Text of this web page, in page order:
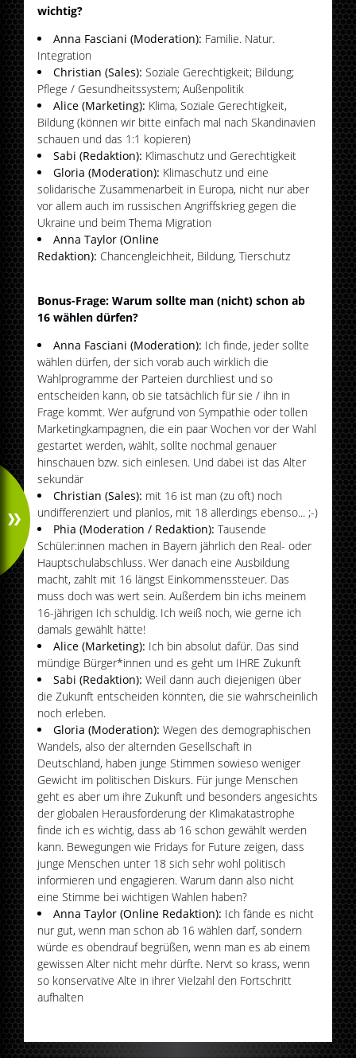
wichtig?
Anna Fasciani (Moderation): Familie. Natur.
Integration
Christian (Sales): Soziale Gerechtigkeit; Bildung;
Pflege / Gesundheitssystem; Außenpolitik
Alice (Marketing): Klima, Soziale Gerechtigkeit,
Bildung (können wir bitte einfach mal nach Skandinavien
schauen und das 1:1 kopieren)
Sabi (Redaktion): Klimaschutz und Gerechtigkeit
Gloria (Moderation): Klimaschutz und eine
solidarische Zusammenarbeit in Europa, nicht nur aber
vor allem auch im russischen Angriffskrieg gegen die
Ukraine und beim Thema Migration
Anna Taylor (Online
Redaktion): Chancengleichheit, Bildung, Tierschutz
Bonus-Frage: Warum sollte man (nicht) schon ab
16 wählen dürfen?
Anna Fasciani (Moderation): Ich finde, jeder sollte
wählen dürfen, der sich vorab auch wirklich die
Wahlprogramme der Parteien durchliest und so
entscheiden kann, ob sie tatsächlich für sie / ihn in
Frage kommt. Wer aufgrund von Sympathie oder tollen
Marketingkampagnen, die ein paar Wochen vor der Wahl
gestartet werden, wählt, sollte nochmal genauer
hinschauen bzw. sich einlesen. Und dabei ist das Alter
sekundär
Christian (Sales): mit 16 ist man (zu oft) noch
undifferenziert und planlos, mit 18 allerdings ebenso... ;-)
Phia (Moderation / Redaktion): Tausende
Schüler:innen machen in Bayern jährlich den Real- oder
Hauptschulabschluss. Wer danach eine Ausbildung
macht, zahlt mit 16 längst Einkommenssteuer. Das
muss doch was wert sein. Außerdem bin ichs meinem
16-jährigen Ich schuldig. Ich weiß noch, wie gerne ich
damals gewählt hätte!
Alice (Marketing): Ich bin absolut dafür. Das sind
mündige Bürger*innen und es geht um IHRE Zukunft
Sabi (Redaktion): Weil dann auch diejenigen über
die Zukunft entscheiden könnten, die sie wahrscheinlich
noch erleben.
Gloria (Moderation): Wegen des demographischen
Wandels, also der alternden Gesellschaft in
Deutschland, haben junge Stimmen sowieso weniger
Gewicht im politischen Diskurs. Für junge Menschen
geht es aber um ihre Zukunft und besonders angesichts
der globalen Herausforderung der Klimakatastrophe
finde ich es wichtig, dass ab 16 schon gewählt werden
kann. Bewegungen wie Fridays for Future zeigen, dass
junge Menschen unter 18 sich sehr wohl politisch
informieren und engagieren. Warum dann also nicht
eine Stimme bei wichtigen Wahlen haben?
Anna Taylor (Online Redaktion): Ich fände es nicht
nur gut, wenn man schon ab 16 wählen darf, sondern
würde es obendrauf begrüßen, wenn man es ab einem
gewissen Alter nicht mehr dürfte. Nervt so krass, wenn
so konservative Alte in ihrer Vielzahl den Fortschritt
aufhalten